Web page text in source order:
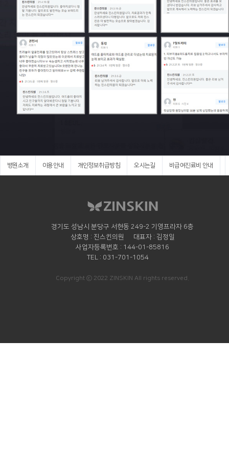
병원소개 이용안내 개인정보취급방침 오시는길 비급여진료비 안내
경기도 성남시 분당구 서현동 249-2 기영프라자 6층
상호명
진스킨의원 대표자
김정일
사업자등록번호
144-01-85816
TEL
031-701-1054
Copyright ⓒ 2022 ZINSKIN All rights reserved.